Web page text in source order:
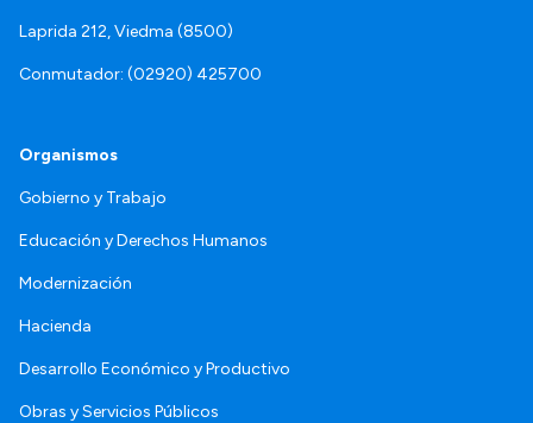
Laprida 212, Viedma (8500)
Conmutador: (02920) 425700
Organismos
Gobierno y Trabajo
Educación y Derechos Humanos
Modernización
Hacienda
Desarrollo Económico y Productivo
Obras y Servicios Públicos